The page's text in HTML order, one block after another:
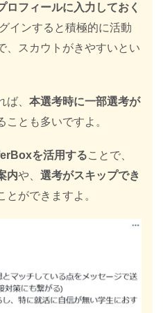
ロフィールに入力しておく
インすると積極的に活動
、スカウトがきやすいとい
、 本選考時に一部選考が
ことも多いですよ。
を活用することで、
内や、 選考がスキップでき
とができますよ。